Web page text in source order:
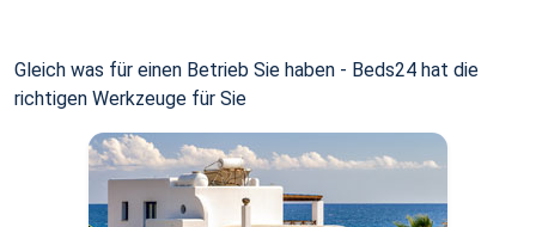
Gleich was für einen Betrieb Sie haben - Beds24 hat die
richtigen Werkzeuge für Sie